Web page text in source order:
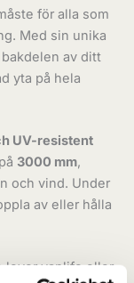
för alla som
Med sin unika
av ditt
yta på hela
UV-resistent
3000 mm,
och vind. Under
av eller hålla
lever vanlife eller